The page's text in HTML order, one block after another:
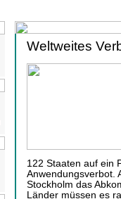
Weltweites
122 Staaten auf ein
Anwendungsverbot.
Stockholm das
Länder müssen es